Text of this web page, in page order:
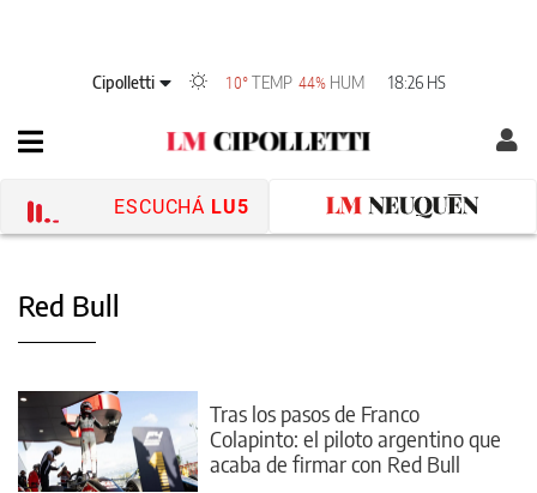
Cipolletti 10° TEMP 44% HUM 18:26 HS
ESCUCHÁ LU5
Red Bull
Tras los pasos de Franco
Colapinto: el piloto argentino que
acaba de firmar con Red Bull